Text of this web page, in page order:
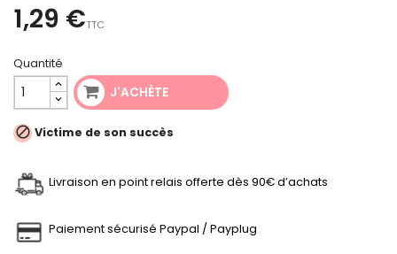
1,29 €TTC
Quantité
J'ACHÈTE
 Victime de son succès
Livraison en point relais offerte dès 90€ d’achats
Paiement sécurisé Paypal / Payplug